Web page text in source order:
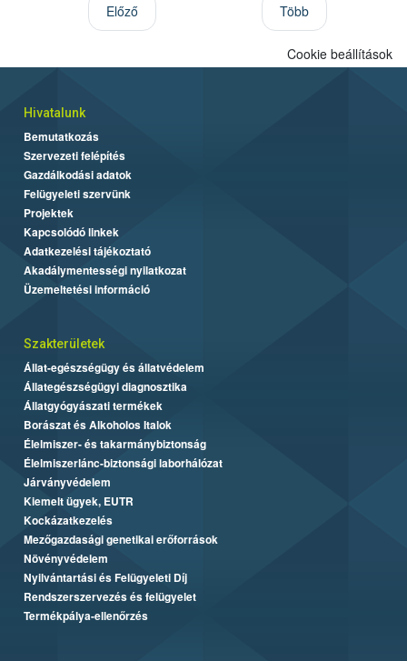
Előző Több
Cookie beállítások
Hivatalunk
Bemutatkozás
Szervezeti felépítés
Gazdálkodási adatok
Felügyeleti szervünk
Projektek
Kapcsolódó linkek
Adatkezelési tájékoztató
Akadálymentességi nyilatkozat
Üzemeltetési információ
Szakterületek
Állat-egészségügy és állatvédelem
Állategészségügyi diagnosztika
Állatgyógyászati termékek
Borászat és Alkoholos Italok
Élelmiszer- és takarmánybiztonság
Élelmiszerlánc-biztonsági laborhálózat
Járványvédelem
Kiemelt ügyek, EUTR
Kockázatkezelés
Mezőgazdasági genetikai erőforrások
Növényvédelem
Nyilvántartási és Felügyeleti Díj
Rendszerszervezés és felügyelet
Termékpálya-ellenőrzés